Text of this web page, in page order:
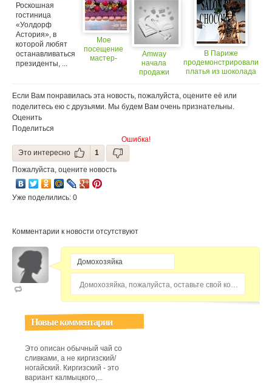
Роскошная
гостиница
«Уолдорф
Астория», в
которой любят
останавливаться
президенты, ...
Мое
посещение
мастер-
HD3095!
Готовим как
в печи!
Amway
начала
продажи
премиум
класса iCook
В Париже
продемонстрировали
платья из шоколада
Если Вам понравилась эта новость, пожалуйста, оцените её или
поделитесь ею с друзьями. Мы будем Вам очень признательны.
Оценить
Поделиться
Ошибка!
Это интересно
1
Пожалуйста, оцените новость
Уже поделились: 0
Комментарии к новости отсутствуют
Домохозяйка, пожалуйста, оставьте свой комментарий...
Новые комментарии
Это описан обычный чай со
сливками, а не киргизский/
ногайский. Киргизский - это
вариант калмыцкого,...